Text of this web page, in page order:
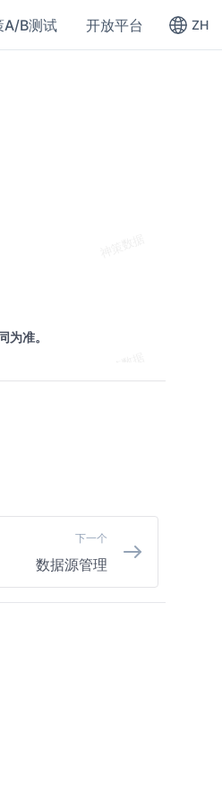
A/B测试 开放平台 ZH
准。
下一个
数据源管理